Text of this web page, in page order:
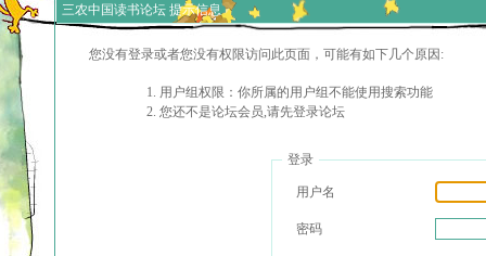
三农中国读书论坛 提示信息
您没有登录或者您没有权限访问此页面，可能有如下几个原因:
用户组权限：你所属的用户组不能使用搜索功能
您还不是论坛会员,请先登录论坛
登录
用户名
密码